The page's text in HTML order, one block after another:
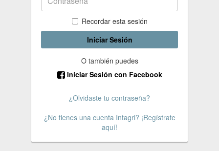
Recordar esta sesión
Iniciar Sesión
O también puedes
Iniciar Sesión con Facebook
¿Olvidaste tu contraseña?
¿No tienes una cuenta Intagri? ¡Regístrate
aquí!